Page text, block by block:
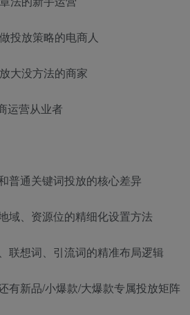
投放策略的电商人
大没方法的商家
运营从业者
普通关键词投放的核心差异
域、资源位的精细化设置方法
联想词、引流词的精准布局逻辑
有新品/小爆款/大爆款专属投放矩阵